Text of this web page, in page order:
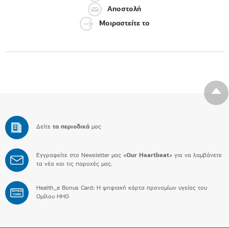
Αποστολή
Μοιραστείτε το
Δείτε τα περιοδικά μας
Εγγραφείτε στο Newsletter μας «Our Heartbeat» για να λαμβάνετε
τα νέα και τις παροχές μας.
BONUS
CARD
Health_e Bonus Card: H ψηφιακή κάρτα προνομίων υγείας του
Ομίλου HHG